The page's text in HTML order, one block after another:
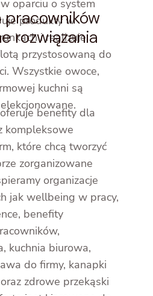
oparciu o system
produkty w
i realizuje
przystosowaną do
Wszystkie owoce,
kuchni są
rozwiązania
benefity dla
kompleksowe
które chcą tworzyć
zorganizowane
organizacje
jak wellbeing w pracy,
benefity
kuchnia biurowa,
do firmy, kanapki
zdrowe przekąski